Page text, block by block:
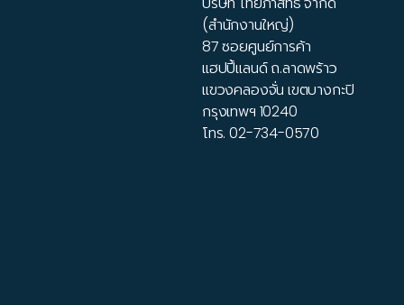
(สำนักงานใหญ่)
87 ซอยศูนย์การค้า
แฮปปี้แลนด์ ถ.ลาดพร้าว
แขวงคลองจั่น เขตบางกะปิ
กรุงเทพฯ 10240
โทร.02-734-0570